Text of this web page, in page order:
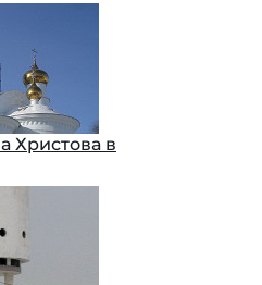
Христова в